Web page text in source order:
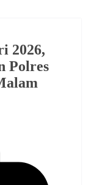
2026,
Polres